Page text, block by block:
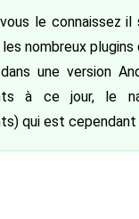
le connaissez
nombreux plugins
une version
à ce jour, le
qui est cependant